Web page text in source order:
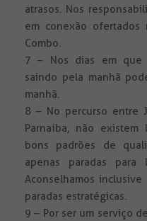
atrasos. Nos
em conexão
Combo.
7 – Nos dias em que
saindo pela manhã
manhã.
8 – No percurso entre
Parnaíba, não existem
bons padrões de
apenas paradas para
Aconselhamos
paradas estratégicas.
9 – Por ser um serviço